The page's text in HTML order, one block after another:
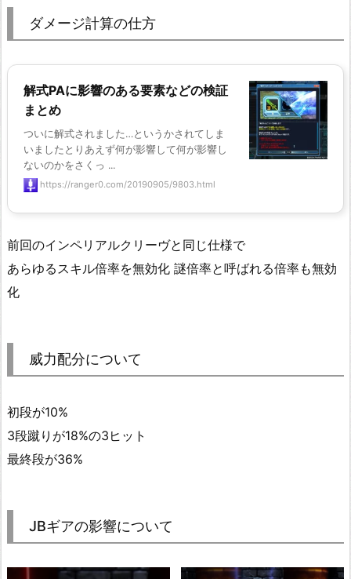
ダメージ計算の仕方
解式PAに影響のある要素などの検証
まとめ
ついに解式されました…というかされてしま
いましたとりあえず何が影響して何が影響し
ないのかをさくっ ...
https://ranger0.com/20190905/9803.html
前回のインペリアルクリーヴと同じ仕様で
あらゆるスキル倍率を無効化 謎倍率と呼ばれる倍率も無効
化
威力配分について
初段が10%
3段蹴りが18%の3ヒット
最終段が36%
JBギアの影響について